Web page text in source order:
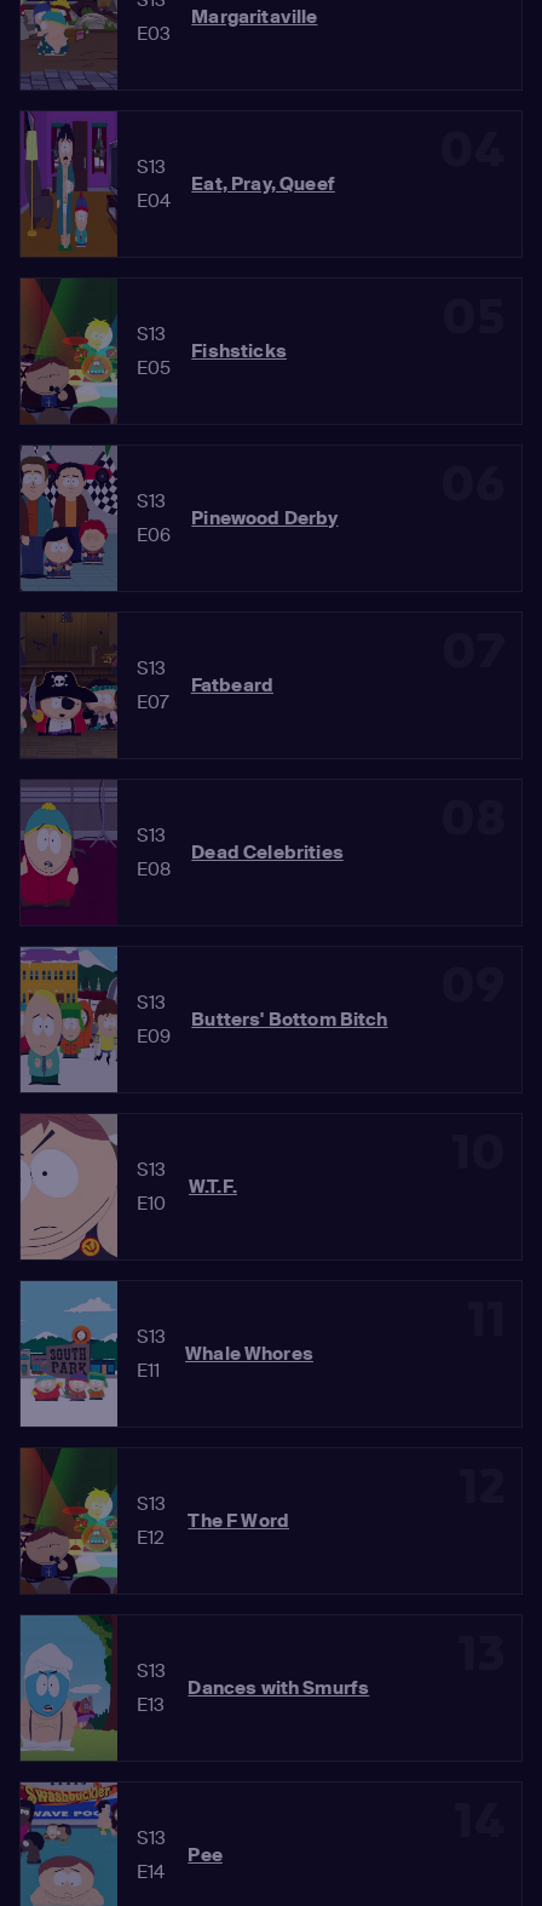
E03
Margaritaville
S13
E04
Eat, Pray, Queef
S13
E05
Fishsticks
S13
E06
Pinewood Derby
S13
E07
Fatbeard
S13
E08
Dead Celebrities
S13
E09
Butters' Bottom Bitch
S13
E10
W.T.F.
S13
E11
Whale Whores
S13
E12
The F Word
S13
E13
Dances with Smurfs
S13
E14
Pee